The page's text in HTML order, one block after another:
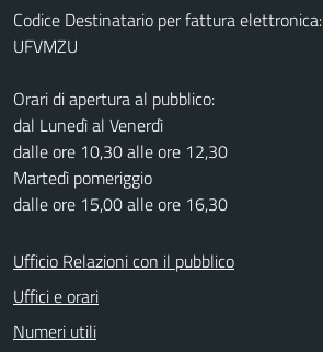
Codice Destinatario per fattura elettronica:
UFVMZU
Orari di apertura al pubblico:
dal Lunedì al Venerdì
dalle ore 10,30 alle ore 12,30
Martedì pomeriggio
dalle ore 15,00 alle ore 16,30
Ufficio Relazioni con il pubblico
Uffici e orari
Numeri utili